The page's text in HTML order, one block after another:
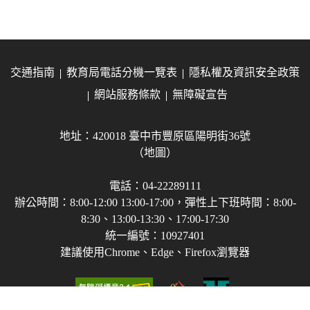
交通指南 教育局電話分機一覽表
隱私權及資訊安全政策
網站服務條款
無障礙宣告
地址：420018 臺中市豐原區陽明街36號
（地圖）
電話：04-22289111
辦公時間：8:00-12:00 13:00-17:00，彈性上下班時間：8:00-
8:30、13:00-13:30、17:00-17:30
統一編號：10927401
建議使用Chrome、Edge、Firefox瀏覽器